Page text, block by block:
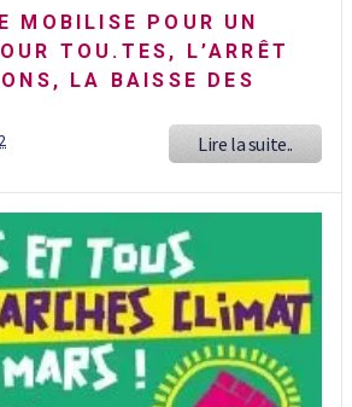
MOBILISE POUR UN
TOU.TES, L’ARRÊT
LA BAISSE DES
Lire la suite..